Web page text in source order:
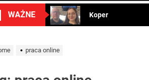
WAŻNE
Koper
Uwaga Dębieńsko
praca online